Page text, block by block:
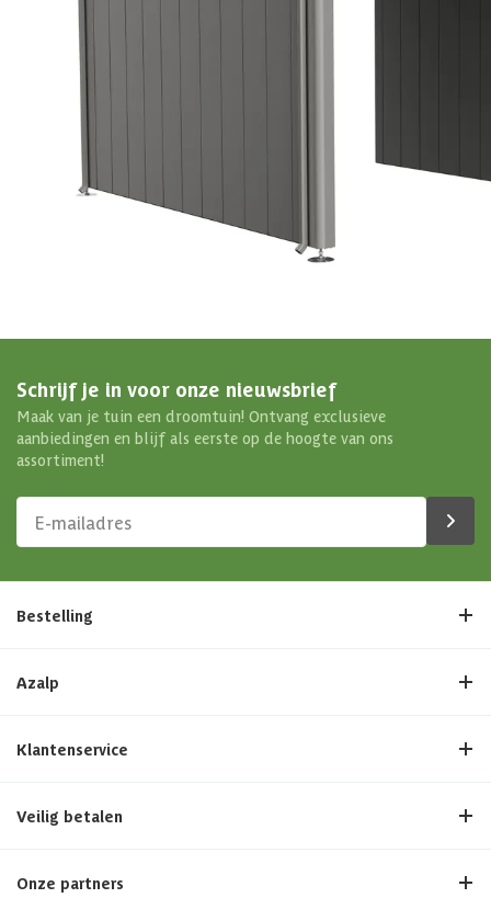
Luxe assortiment
Maatwerk:
Direct antwoord
Chat met ons
Stel direct je vraag
Schrijf je in voor onze nieuwsbrief
Maak van je tuin een droomtuin! Ontvang exclusieve
aanbiedingen en blijf als eerste op de hoogte van ons
assortiment!
Bestelling
Azalp
Klantenservice
Veilig betalen
Onze partners